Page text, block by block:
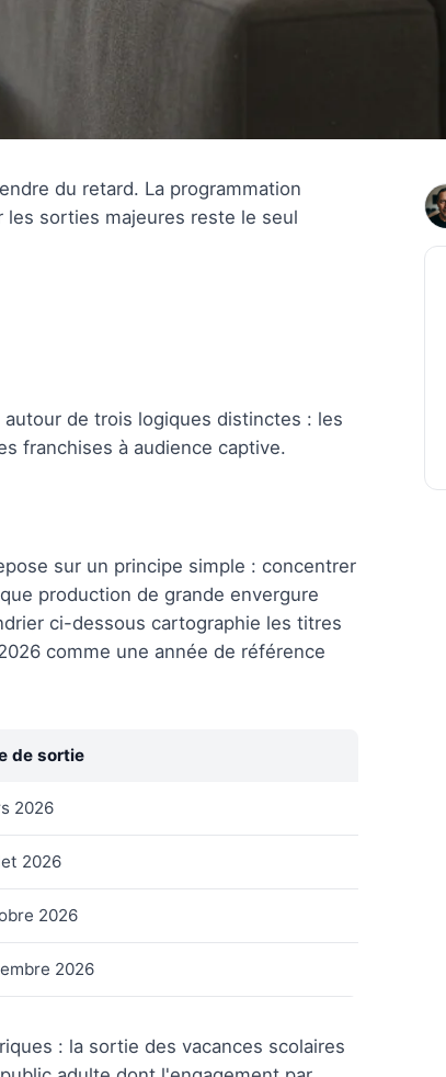
du retard. La programmation
sorties majeures reste le seul
de trois logiques distinctes : les
franchises à audience captive.
sur un principe simple : concentrer
production de grande envergure
ci-dessous cartographie les titres
comme une année de référence
de sortie
2026
2026
2026
2026
: la sortie des vacances scolaires